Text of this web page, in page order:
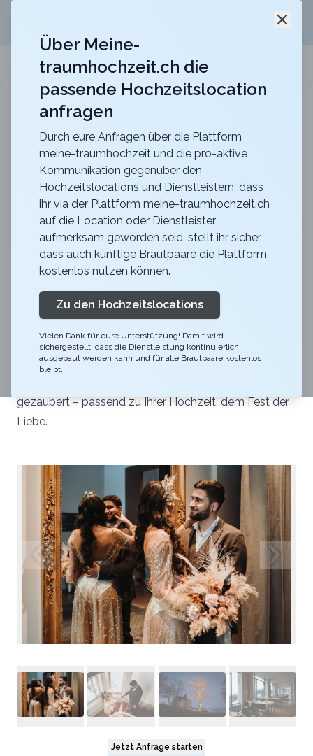
meine-traumhochzeit.ch
Gurten-Pavillon
Für eure Hochzeit auf dem Gurten mit einer
Zurück zur Suche
Gurten-Restaurant
Gurtners
4.4
BE
Wabern
Unverbindliche Offerte generieren
Im Restaurant Gurtners wird ganz nach dem Motto
«Gutes mit Liebe gemacht» gekocht und alle Speisen
gezaubert – passend zu Ihrer Hochzeit, dem Fest der
Liebe.
Jetzt Anfrage starten
Über Meine-
traumhochzeit.ch die
passende Hochzeitslocation
anfragen
Durch eure Anfragen über die Plattform
meine-traumhochzeit und die pro-aktive
Kommunikation gegenüber den
Hochzeitslocations und Dienstleistern, dass
ihr via der Plattform meine-traumhochzeit.ch
auf die Location oder Dienstleister
aufmerksam geworden seid, stellt ihr sicher,
dass auch künftige Brautpaare die Plattform
kostenlos nutzen können.
Zu den Hochzeitslocations
Vielen Dank für eure Unterstützung! Damit wird
sichergestellt, dass die Dienstleistung kontinuierlich
ausgebaut werden kann und für alle Brautpaare kostenlos
bleibt.